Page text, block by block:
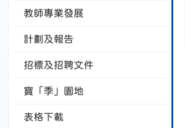
教師專業發展
計劃及報告
招標及招聘文件
寶「季」園地
表格下載